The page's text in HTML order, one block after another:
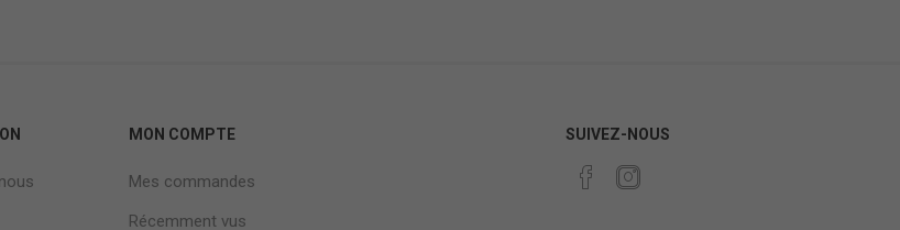
MON COMPTE
Mes commandes
Récemment vus
SUIVEZ-NOUS